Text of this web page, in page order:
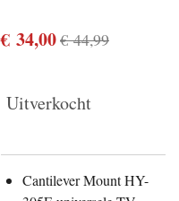
€ 34,00€ 44,99
Uitverkocht
Cantilever Mount HY-